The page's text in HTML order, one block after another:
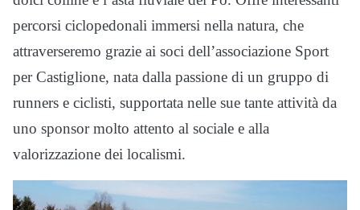
percorsi ciclopedonali immersi nella natura, che
attraverseremo grazie ai soci dell’associazione Sport
per Castiglione, nata dalla passione di un gruppo di
runners e ciclisti, supportata nelle sue tante attività da
uno sponsor molto attento al sociale e alla
valorizzazione dei localismi.